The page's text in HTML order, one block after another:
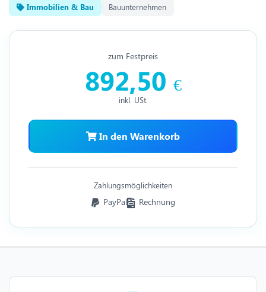
Immobilien & Bau Bauunternehmen
zum Festpreis
892,50 €
inkl. USt.
In den Warenkorb
Zahlungsmöglichkeiten
PayPal Rechnung